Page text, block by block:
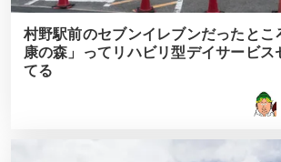
村野駅前のセブンイレブンだったとこ
康の森」ってリハビリ型デイサービス
てる